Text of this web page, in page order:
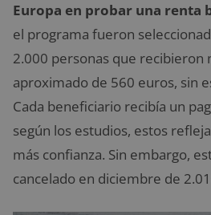
Europa en probar una renta
el programa fueron
2.000 personas que recibieron
aproximado de 560 euros, sin
Cada beneficiario recibía un
según los estudios, estos
más confianza. Sin embargo,
cancelado en diciembre de